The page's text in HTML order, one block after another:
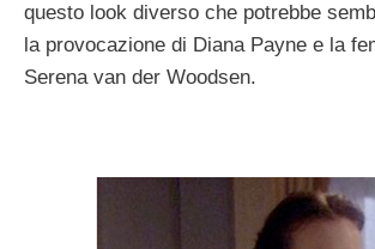
questo look diverso che potrebbe
la provocazione di Diana Payne e la
Serena van der Woodsen.